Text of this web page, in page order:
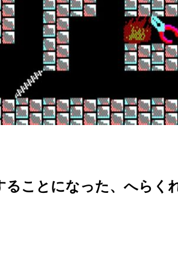
ことになった、へらく